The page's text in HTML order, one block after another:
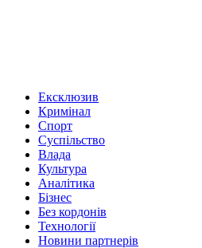
Ексклюзив
Кримінал
Спорт
Суспільство
Влада
Культура
Аналітика
Бізнес
Без кордонів
Технології
Новини партнерів